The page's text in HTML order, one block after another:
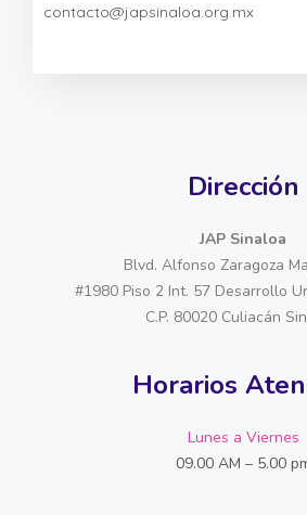
contacto@japsinaloa.org.mx
Dirección
JAP Sinaloa
Blvd. Alfonso Zaragoza
#1980 Piso 2 Int. 57 Desarrollo
C.P. 80020 Culiacán
Horarios
Lunes a Viernes
09.00 AM – 5.00